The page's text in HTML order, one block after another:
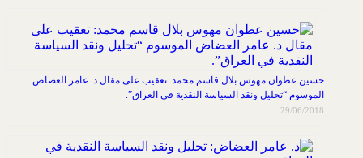
حسين عطوان مهوس بلال قاسم محمد: تعقيب على مقال د. عامر العضاض
الموسوم “تحليل ونقد السياسة النقدية في العراق”.
29/06/2018